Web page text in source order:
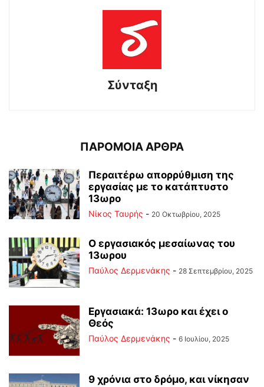
Σύνταξη
ΠΑΡΟΜΟΙΑ ΑΡΘΡΑ
Περαιτέρω απορρύθμιση της
εργασίας με το κατάπτυστο
13ωρο
Νίκος Ταυρής - 20 Οκτωβρίου, 2025
Ο εργασιακός μεσαίωνας του
13ωρου
Παύλος Δερμενάκης - 28 Σεπτεμβρίου, 2025
Εργασιακά: 13ωρο και έχει ο
Θεός
Παύλος Δερμενάκης - 6 Ιουλίου, 2025
9 χρόνια στο δρόμο, και νίκησαν